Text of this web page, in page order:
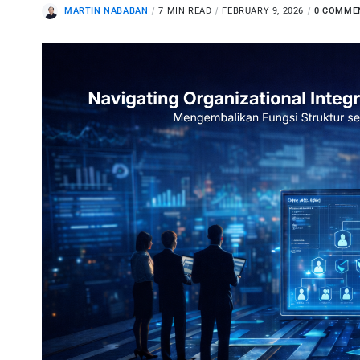
MARTIN NABABAN 7 MIN READ FEBRUARY 9, 2026 0